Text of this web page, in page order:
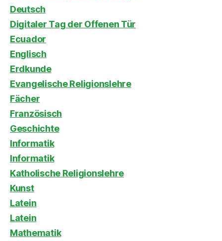
Deutsch
Digitaler Tag der Offenen Tür
Ecuador
Englisch
Erdkunde
Evangelische Religionslehre
Fächer
Französisch
Geschichte
Informatik
Informatik
Katholische Religionslehre
Kunst
Latein
Latein
Mathematik